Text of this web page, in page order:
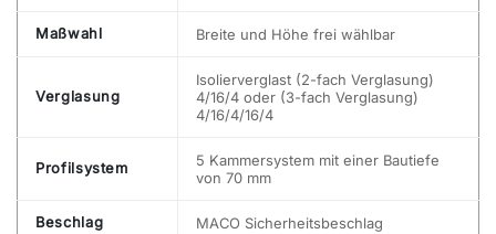
Maßwahl Breite und Höhe frei wählbar
Verglasung
Isolierverglast (2-fach Verglasung)
4/16/4 oder (3-fach Verglasung)
4/16/4/16/4
Profilsystem
5 Kammersystem mit einer Bautiefe
von 70 mm
Beschlag MACO Sicherheitsbeschlag